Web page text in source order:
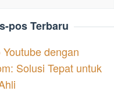
pos Terbaru
dengan
Solusi Tepat untuk